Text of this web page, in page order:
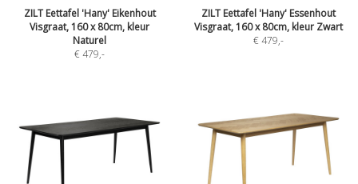
ZILT Eettafel 'Hany' Eikenhout
Visgraat, 160 x 80cm, kleur
Naturel
€ 479,-
ZILT Eettafel 'Hany' Essenhout
Visgraat, 160 x 80cm, kleur Zwart
€ 479,-